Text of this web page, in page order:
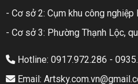
- Cơ sở 2: Cụm khu công
- Cơ sở 3: Phường Thạnh Lộc,
Hotline: 0917.972.286 -
Email: